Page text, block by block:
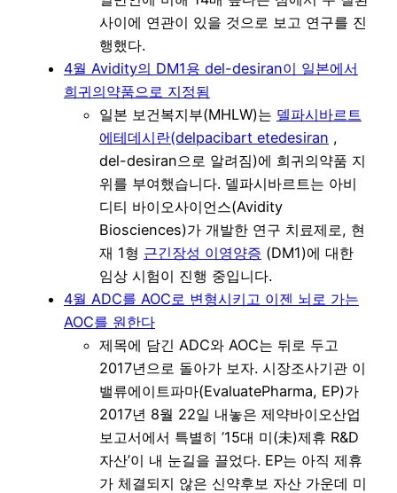
사이에 연관이 있을 것으로 보고 연구를 진
행했다.
4월 Avidity의 DM1용 del-desiran이 일본에서
희귀의약품으로 지정됨
일본 보건복지부(MHLW)는 델파시바르트
에테데시란(delpacibart etedesiran ,
del-desiran으로 알려짐)에 희귀의약품 지
위를 부여했습니다. 델파시바르트는 아비
디티 바이오사이언스(Avidity
Biosciences)가 개발한 연구 치료제로, 현
재 1형 근긴장성 이영양증 (DM1)에 대한
임상 시험이 진행 중입니다.
4월 ADC를 AOC로 변형시키고 이젠 뇌로 가는
AOC를 원한다
제목에 담긴 ADC와 AOC는 뒤로 두고
2017년으로 돌아가 보자. 시장조사기관 이
밸류에이트파마(EvaluatePharma, EP)가
2017년 8월 22일 내놓은 제약바이오산업
보고서에서 특별히 ’15대 미(未)제휴 R&D
자산’이 내 눈길을 끌었다. EP는 아직 제휴
가 체결되지 않은 신약후보 자산 가운데 미